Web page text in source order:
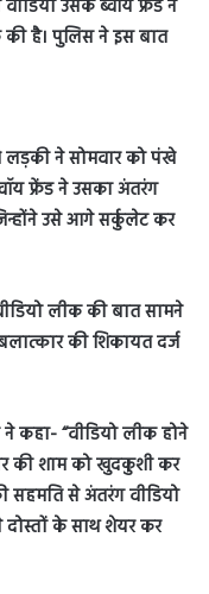
उसके ब्वॉय फ्रेंड ने
की है। पुलिस ने इस बात
लड़की ने सोमवार को पंखे
फ्रेंड ने उसका अंतरंग
उसे आगे सर्कुलेट कर
लीक की बात सामने
की शिकायत दर्ज
कहा- “वीडियो लीक होने
की शाम को खुदकुशी कर
से अंतरंग वीडियो
दोस्तों के साथ शेयर कर